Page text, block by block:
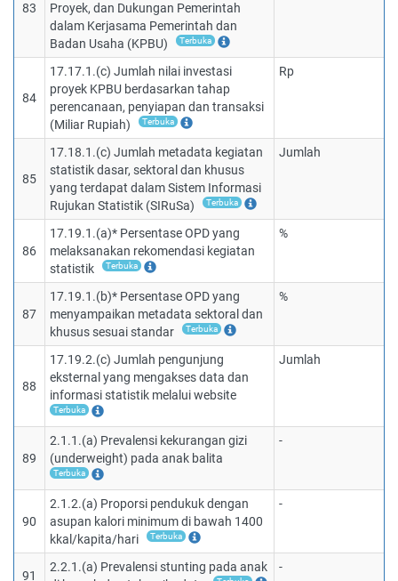
83
Proyek, dan Dukungan Pemerintah
dalam Kerjasama Pemerintah dan
Badan Usaha (KPBU)
Terbuka
84
17.17.1.(c) Jumlah nilai investasi
proyek KPBU berdasarkan tahap
perencanaan, penyiapan dan transaksi
(Miliar Rupiah)
Terbuka
Rp
85
17.18.1.(c) Jumlah metadata kegiatan
statistik dasar, sektoral dan khusus
yang terdapat dalam Sistem Informasi
Rujukan Statistik (SIRuSa)
Terbuka
Jumlah
86
17.19.1.(a)* Persentase OPD yang
melaksanakan rekomendasi kegiatan
statistik
Terbuka
%
87
17.19.1.(b)* Persentase OPD yang
menyampaikan metadata sektoral dan
khusus sesuai standar
Terbuka
%
88
17.19.2.(c) Jumlah pengunjung
eksternal yang mengakses data dan
informasi statistik melalui website
Terbuka
Jumlah
89
2.1.1.(a) Prevalensi kekurangan gizi
(underweight) pada anak balita
Terbuka
-
90
2.1.2.(a) Proporsi pendukuk dengan
asupan kalori minimum di bawah 1400
kkal/kapita/hari
Terbuka
-
91
2.2.1.(a) Prevalensi stunting pada anak
-